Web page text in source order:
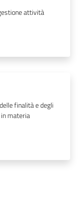
attività
finalità e degli
materia